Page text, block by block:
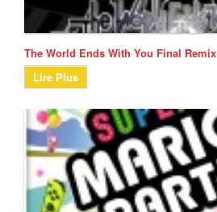
The World Ends With You Final Remix
Lire Plus